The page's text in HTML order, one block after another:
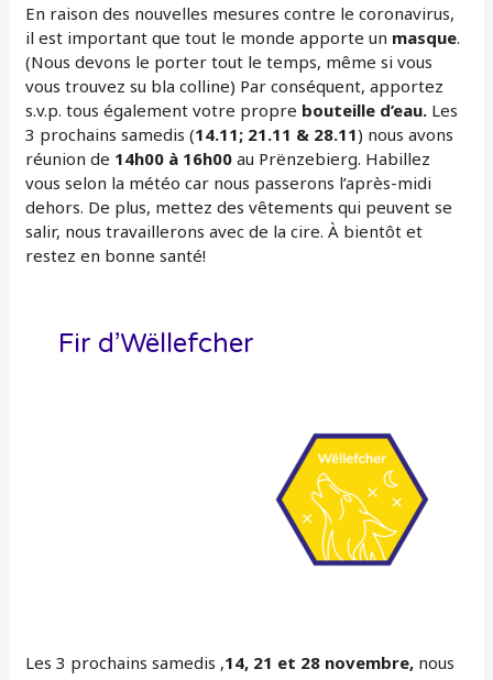
En raison des nouvelles mesures contre le coronavirus,
il est important que tout le monde apporte un masque.
(Nous devons le porter tout le temps, même si vous
vous trouvez su bla colline) Par conséquent, apportez
s.v.p. tous également votre propre bouteille d’eau. Les
3 prochains samedis (14.11; 21.11 & 28.11) nous avons
réunion de 14h00 à 16h00 au Prënzebierg. Habillez
vous selon la météo car nous passerons l’après-midi
dehors. De plus, mettez des vêtements qui peuvent se
salir, nous travaillerons avec de la cire. À bientôt et
restez en bonne santé!
Fir d’Wëllefcher
Les 3 prochains samedis ,14, 21 et 28 novembre, nous